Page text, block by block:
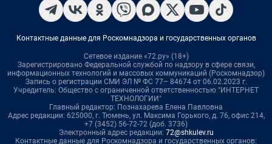
Контактные данные для Роскомнадзора и государственных органов
Сетевое издание «72.ру» (18+)
Зарегистрировано Федеральной службой по надзору в сфере связи,
информационных технологий и массовых коммуникаций (Роскомнадзор)
Запись о регистрации СМИ ЭЛ № ФС 77– 84674 от 06.02.2023 г.
Учредитель: Общество с ограниченной ответственностью "ИНТЕРНЕТ
ТЕХНОЛОГИИ"
Главный редактор: Познахарева Елена Павловна
Адрес редакции: 625000, г. Тюмень, ул. Максима Горького, д. 76, офис 214,
+7 (3452) 56-72-72 (доб. 3736)
Электронный адрес редакции: 72@shkulev.ru
Контактные данные для Роскомнадзора и государственных органов: